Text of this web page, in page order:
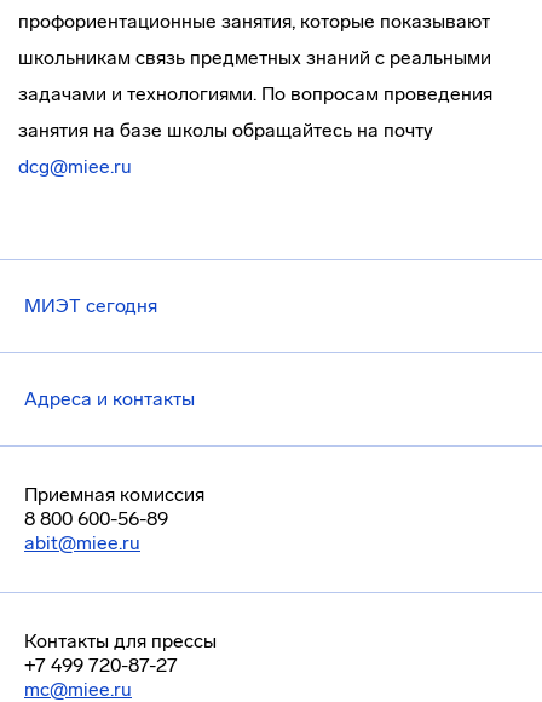
профориентационные занятия, которые показывают
школьникам связь предметных знаний с реальными
задачами и технологиями. По вопросам проведения
занятия на базе школы обращайтесь на почту
dcg@miee.ru
МИЭТ сегодня
Адреса и контакты
Приемная комиссия
8 800 600-56-89
abit@miee.ru
Контакты для прессы
+7 499 720-87-27
mc@miee.ru